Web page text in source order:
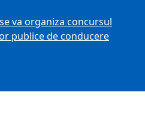
va organiza concursul
publice de conducere